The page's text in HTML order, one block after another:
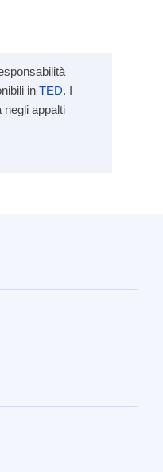
in TED. I
negli appalti